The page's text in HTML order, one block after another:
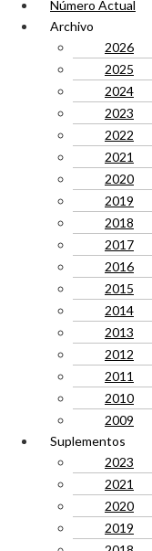
Número Actual
Archivo
2026
2025
2024
2023
2022
2021
2020
2019
2018
2017
2016
2015
2014
2013
2012
2011
2010
2009
Suplementos
2023
2021
2020
2019